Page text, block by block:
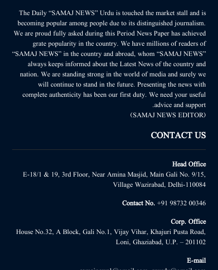
The Daily “SAMAJ NEWS” Urdu is touched the market stall and is
becoming popular among people due to its distinguished journalism.
We are proud fully asked during this Period News Paper has achieved
grate popularity in the country. We have millions of readers of
“SAMAJ NEWS” in the country and abroad, whom “SAMAJ NEWS”
always keeps informed about the Latest News of the country and
nation. We are standing strong in the world of media and surely we
will continue to stand in the future. Presenting the news with
complete authenticity has been our first duty. We need your useful
advice and support.
(SAMAJ NEWS EDITOR)
CONTACT US
Head Office
E-18/1 & 19, 3rd Floor, Near Amina Masjid, Main Gali No. 9/15,
Village Wazirabad, Delhi-110084
Contact No. +91 98732 00346
Corp. Office
House No.32, A Block, Gali No.1, Vijay Vihar, Khajuri Pusta Road,
Loni, Ghaziabad, U.P. – 201102
E-mail